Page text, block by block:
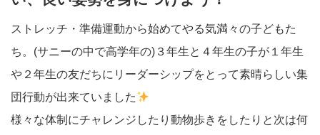
ストレッチ・準備運動から始めてやる気満々の子どもた
ち。(サニーの中で高学年の)３年生と４年生の子が１年生
や２年生の友だちにリーダーシップをとって素晴らしい集
団行動が出来ていました
様々な体制にチャレンジしたり動物歩きをしたりと次は何